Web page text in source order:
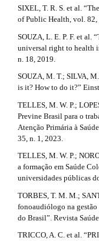
SIXEL, T. R. S. et al.
of Public Health, vol. 82,
SOUZA, L. E. P. F. et al.
universal right to health
n. 18, 2019.
SOUZA, M. T.; SILVA,
is it? How to do it?”
TELLES, M. W. P.;
Previne Brasil para o
Atenção Primária à
35, n. 1, 2023.
TELLES, M. W. P.;
a formação em Saúde
universidades públicas
TORBES, T. M. M.;
fonoaudiólogo na gestão
do Brasil”. Revista
TRICCO, A. C. et al.